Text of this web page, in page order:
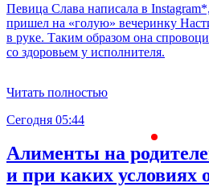
Певица Слава написала в
пришел на «голую» вечеринку
в руке. Таким образом она
со здоровьем у исполнителя.
Читать полностью
Сегодня 05:44
Алименты на
и при каких условиях